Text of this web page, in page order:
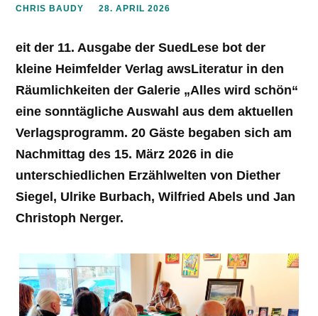
CHRIS BAUDY 28. APRIL 2026
eit der 11. Ausgabe der SuedLese bot der
kleine Heimfelder Verlag awsLiteratur in den
Räumlichkeiten der Galerie „Alles wird schön“
eine sonntägliche Auswahl aus dem aktuellen
Verlagsprogramm. 20 Gäste begaben sich am
Nachmittag des 15. März 2026 in die
unterschiedlichen Erzählwelten von Diether
Siegel, Ulrike Burbach, Wilfried Abels und Jan
Christoph Nerger.